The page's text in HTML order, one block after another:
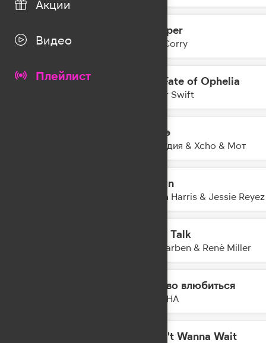
Акции
Видео
Плейлист
21:39 Whisper
Joel Corry
The Fate of Ophelia
Taylor Swift
Шадэ
By Индия & Xcho & Мот
Ocean
Calvin Harris & Jessie Reyez
Body Talk
Alle Farben & Renè Miller
Заново влюбиться
DAASHA
I Don't Wanna Wait